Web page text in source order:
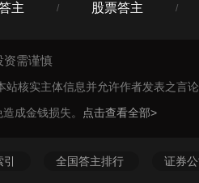
主 / 股票答主 /
资需谨慎
核实主体信息并允许作者发表之言
成金钱损失。
点击查看全部>
全国答主排行 证券